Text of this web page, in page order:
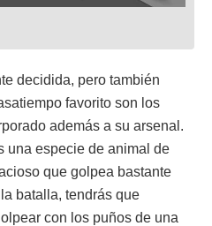
decidida, pero también
favorito son los
además a su arsenal.
una especie de animal de
que golpea bastante
batalla, tendrás que
con los puños de una